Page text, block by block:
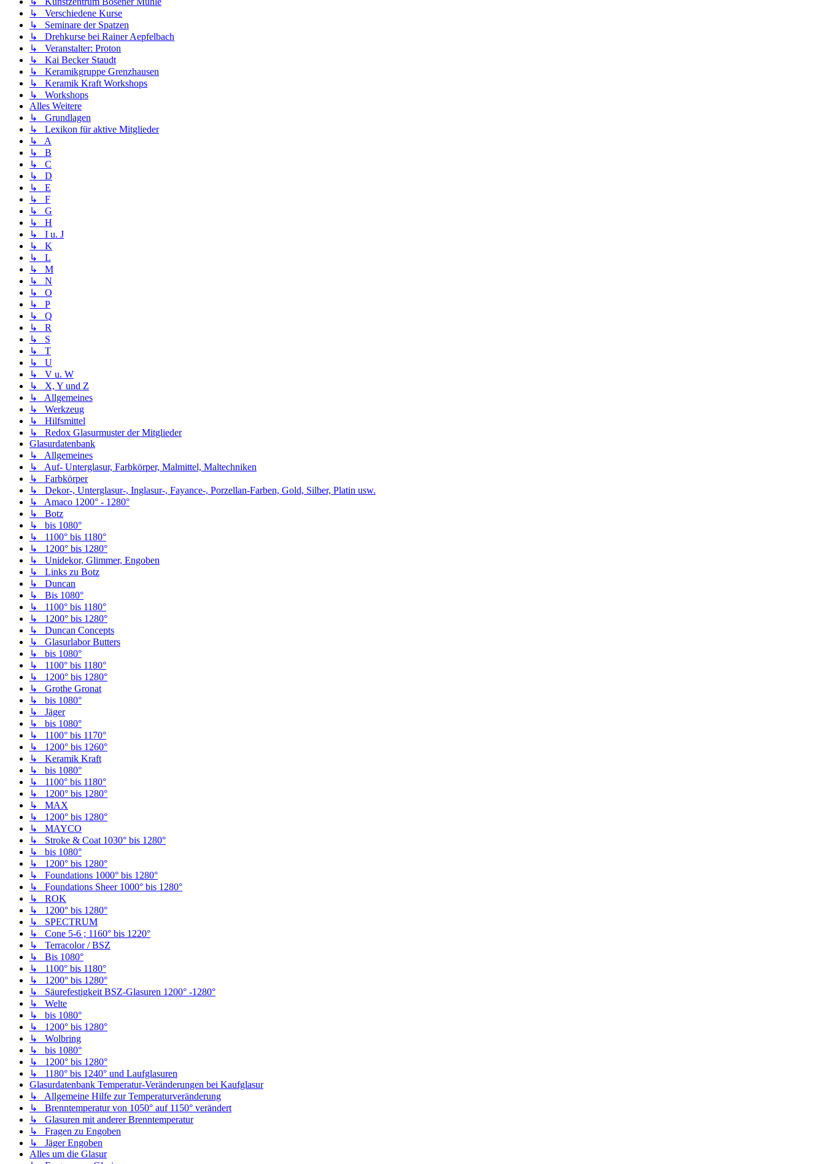
↳ Verschiedene Kurse
↳ Seminare der Spatzen
↳ Drehkurse bei Rainer Aepfelbach
↳ Veranstalter: Proton
↳ Kai Becker Staudt
↳ Keramikgruppe Grenzhausen
↳ Keramik Kraft Workshops
↳ Workshops
Alles Weitere
↳ Grundlagen
↳ Lexikon für aktive Mitglieder
↳ A
↳ B
↳ C
↳ D
↳ E
↳ F
↳ G
↳ H
↳ I u. J
↳ K
↳ L
↳ M
↳ N
↳ O
↳ P
↳ Q
↳ R
↳ S
↳ T
↳ U
↳ V u. W
↳ X, Y und Z
↳ Allgemeines
↳ Werkzeug
↳ Hilfsmittel
↳ Redox Glasurmuster der Mitglieder
Glasurdatenbank
↳ Allgemeines
↳ Auf- Unterglasur, Farbkörper, Malmittel, Maltechniken
↳ Farbkörper
↳ Dekor-, Unterglasur-, Inglasur-, Fayance-, Porzellan-Farben, Gold, Silber, Platin usw.
↳ Amaco 1200° - 1280°
↳ Botz
↳ bis 1080°
↳ 1100° bis 1180°
↳ 1200° bis 1280°
↳ Unidekor, Glimmer, Engoben
↳ Links zu Botz
↳ Duncan
↳ Bis 1080°
↳ 1100° bis 1180°
↳ 1200° bis 1280°
↳ Duncan Concepts
↳ Glasurlabor Butters
↳ bis 1080°
↳ 1100° bis 1180°
↳ 1200° bis 1280°
↳ Grothe Gronat
↳ bis 1080°
↳ Jäger
↳ bis 1080°
↳ 1100° bis 1170°
↳ 1200° bis 1260°
↳ Keramik Kraft
↳ bis 1080°
↳ 1100° bis 1180°
↳ 1200° bis 1280°
↳ MAX
↳ 1200° bis 1280°
↳ MAYCO
↳ Stroke & Coat 1030° bis 1280°
↳ bis 1080°
↳ 1200° bis 1280°
↳ Foundations 1000° bis 1280°
↳ Foundations Sheer 1000° bis 1280°
↳ ROK
↳ 1200° bis 1280°
↳ SPECTRUM
↳ Cone 5-6 ; 1160° bis 1220°
↳ Terracolor / BSZ
↳ Bis 1080°
↳ 1100° bis 1180°
↳ 1200° bis 1280°
↳ Säurefestigkeit BSZ-Glasuren 1200° -1280°
↳ Welte
↳ bis 1080°
↳ 1200° bis 1280°
↳ Wolbring
↳ bis 1080°
↳ 1200° bis 1280°
↳ 1180° bis 1240° und Laufglasuren
Glasurdatenbank Temperatur-Veränderungen bei Kaufglasur
↳ Allgemeine Hilfe zur Temperaturveränderung
↳ Brenntemperatur von 1050° auf 1150° verändert
↳ Glasuren mit anderer Brenntemperatur
↳ Fragen zu Engoben
↳ Jäger Engoben
Alles um die Glasur